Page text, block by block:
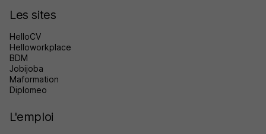
Les sites
HelloCV
Helloworkplace
BDM
Jobijoba
Maformation
Diplomeo
L'emploi